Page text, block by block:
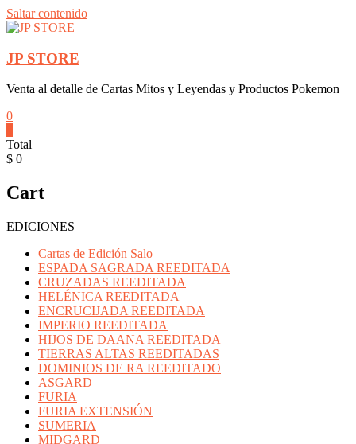
Saltar contenido
JP STORE
Venta al detalle de Cartas Mitos y Leyendas y Productos Pokemon
0
Total
$ 0
Cart
EDICIONES
Cartas de Edición Salo
ESPADA SAGRADA REEDITADA
CRUZADAS REEDITADA
HELÉNICA REEDITADA
ENCRUCIJADA REEDITADA
IMPERIO REEDITADA
HIJOS DE DAANA REEDITADA
TIERRAS ALTAS REEDITADAS
DOMINIOS DE RA REEDITADO
ASGARD
FURIA
FURIA EXTENSIÓN
SUMERIA
MIDGARD